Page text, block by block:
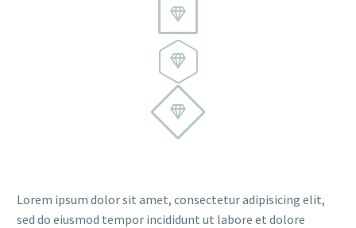






Lorem ipsum dolor sit amet, consectetur adipisicing elit,
sed do eiusmod tempor incididunt ut labore et dolore